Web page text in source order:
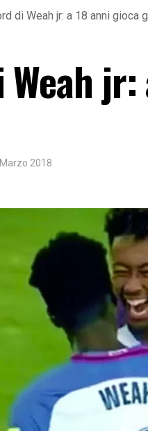
di Weah jr: a 18 anni gioca
2018